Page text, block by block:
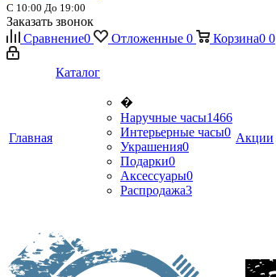
С 10:00 До 19:00
Заказать звонок
Сравнение0 Отложенные 0 Корзина0 0
Главная
Каталог
�
Наручные часы1466
Интерьерные часы0
Украшения0
Подарки0
Аксессуары0
Распродажа3
Акции